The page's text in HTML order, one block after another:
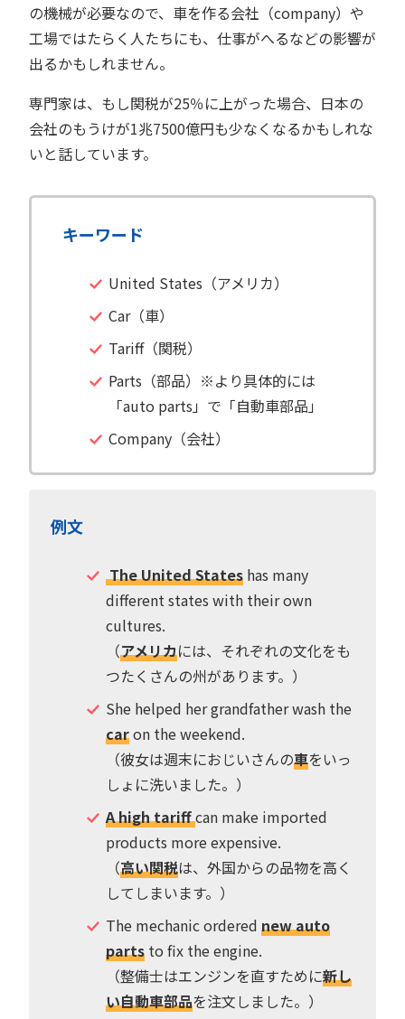
の機械が必要なので、車を作る会社（company）や
工場ではたらく人たちにも、仕事がへるなどの影響が
出るかもしれません。
専門家は、もし関税が25％に上がった場合、日本の
会社のもうけが1兆7500億円も少なくなるかもしれな
いと話しています。
キーワード
United States（アメリカ）
Car（車）
Tariff（関税）
Parts（部品）※より具体的には
「auto parts」で「自動車部品」
Company（会社）
例文
The United Stateshas many
different states with their own
cultures.
（アメリカには、それぞれの文化をも
つたくさんの州があります。）
She helped her grandfather wash the
caron the weekend.
（彼女は週末におじいさんの車をいっ
しょに洗いました。）
A high tariffcan make imported
products more expensive.
（高い関税は、外国からの品物を高く
してしまいます。）
The mechanic ordered new auto
partsto fix the engine.
（整備士はエンジンを直すために新し
い自動車部品を注文しました。）